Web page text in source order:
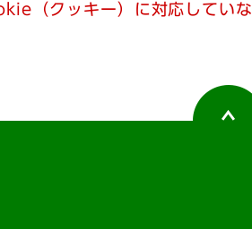
（クッキー）に対応していな